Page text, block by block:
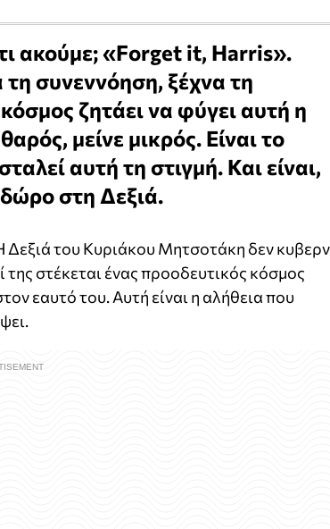
ακούμε; «Forget it, Harris».
συνεννόηση, ξέχνα τη
ζητάει να φύγει αυτή η
μείνε μικρός. Είναι το
αυτή τη στιγμή. Και είναι,
στη Δεξιά.
Δεξιά του Κυριάκου Μητσοτάκη δεν
της στέκεται ένας προοδευτικός κόσμος
εαυτό του. Αυτή είναι η αλήθεια που